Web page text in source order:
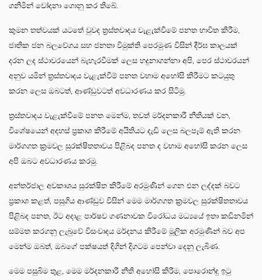
ගනිමින් වෝදනා ගොනු කර තිබේ.
කුමන තත්වයක් යටතේ වුවද ත්‍රස්තවාදය වැළැක්වීමේ පනත භාවිත කිරීම,
ජාතික ජන බලවේගය සහ ජනතා විමුක්ති පෙරමුණ විසින් දීර්ඝ කාලයක්
දරන ලද ස්ථාවරයෙන් බැහැරවීමක් ලෙස හදුනාගන්නා අපි, පෙර ස්ථාවරයන්
අනුව යමින් ත්‍රස්තවාදය වැළැක්වීම් පනත වහාම අහෝසි කිරීමට කටයුතු
කරන ලෙස ඔබටත්, ආණ්ඩුවටත් අවධාරණය කර සිටිමු.
ත්‍රස්තවාදය වැළැක්වීමේ පනත මෙන්ම, තවත් මර්දනකාරී නීතියක් වන,
විශේෂයෙන් අදහස් ප්‍රකාශ කිරීමේ අයිතියට දැඩි ලෙස බලපෑම් ඇති කරන
මාර්ගගත ක්‍රමවල සුරක්ෂිතතාවය පිළිබද පනත ද වහාම අහෝසි කරන ලෙස
අපි ඔබට අවධාරණය කරමු.
අන්තර්ජාල අවකාශය සුරක්ෂිත කිරීමේ අරමුණින් ගෙන එන ලද්දක් බවට
ප්‍රකාශ කළත්, පසුගිය ආණ්ඩුව විසින් මෙම මාර්ගගත ක්‍රමවල සුරක්ෂිතතාවය
පිළිබද පනත, ඊට අදාළ පාර්ෂව ගණනාවක විරෝධය මධ්‍යයේ ඉතා කඩිනමින්
සම්මත කරගනු ලැබුවේ විසංවාදය මර්දනය කිරීමේ මූලික අරමුණින් බව අප
මෙන්ම ඔබත්, ඔබගේ පක්ෂයත් දිගින් දිගටම පෙන්වා දෙනු ලැබිණ.
මෙම පසුබිම තුළ, මෙම මර්දනකාරී නීති අහෝසි කිරීම, පොරොන්දු ඉටු